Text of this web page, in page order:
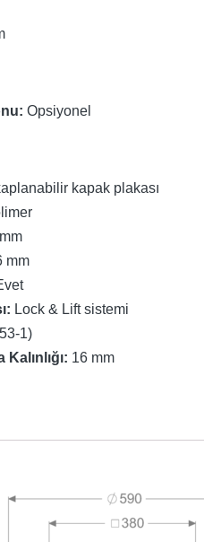
Opsiyonel
kapak plakası
mm
Lock & Lift sistemi
1)
16 mm